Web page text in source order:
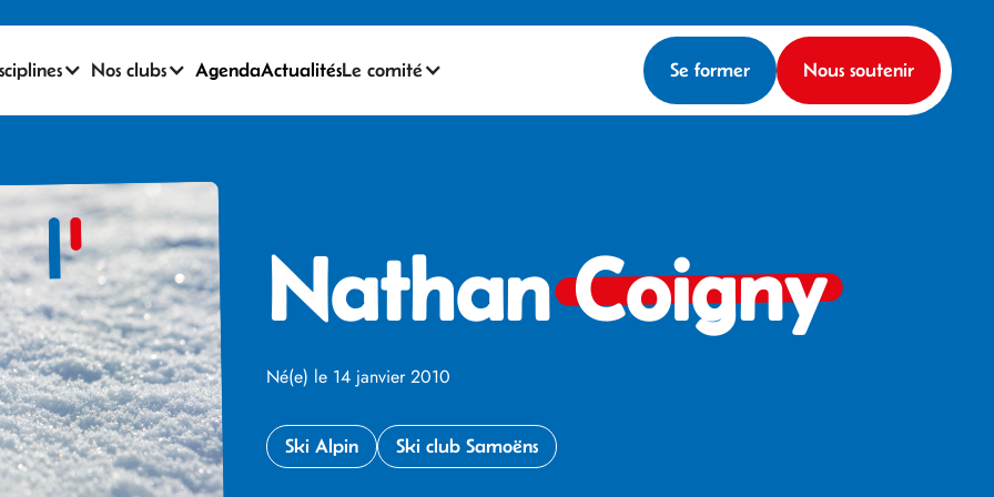
Nos clubs AgendaActualitésLe comité Se former Nous soutenir
NathanCoigny
Né(e) le 14 janvier 2010
Ski Alpin Ski club Samoëns